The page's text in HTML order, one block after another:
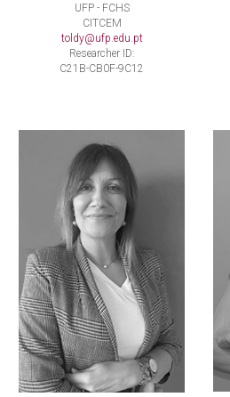
UFP - FCHS
CITCEM
toldy@ufp.edu.pt
Researcher ID:
C21B-CB0F-9C12